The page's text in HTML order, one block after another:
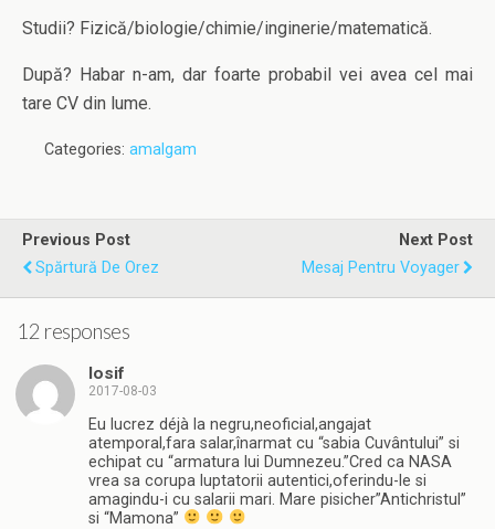
Studii? Fizică/biologie/chimie/inginerie/matematică.
După? Habar n-am, dar foarte probabil vei avea cel mai
tare CV din lume.
Categories: amalgam
Previous Post
Spărtură De Orez
Next Post
Mesaj Pentru Voyager
12 responses
Iosif
2017-08-03
Eu lucrez déjà la negru,neoficial,angajat
atemporal,fara salar,înarmat cu “sabia Cuvântului” si
echipat cu “armatura lui Dumnezeu.”Cred ca NASA
vrea sa corupa luptatorii autentici,oferindu-le si
amagindu-i cu salarii mari. Mare pisicher”Antichristul”
si “Mamona”